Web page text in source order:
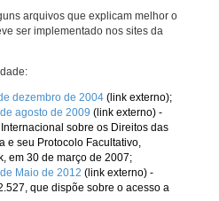
arquivos que explicam melhor o
ser implementado nos sites da
dezembro de 2004 (link externo);
agosto de 2009 (link externo) -
sobre os Direitos das
e seu Protocolo Facultativo,
em 30 de março de 2007;
Maio de 2012 (link externo) -
que dispõe sobre o acesso a